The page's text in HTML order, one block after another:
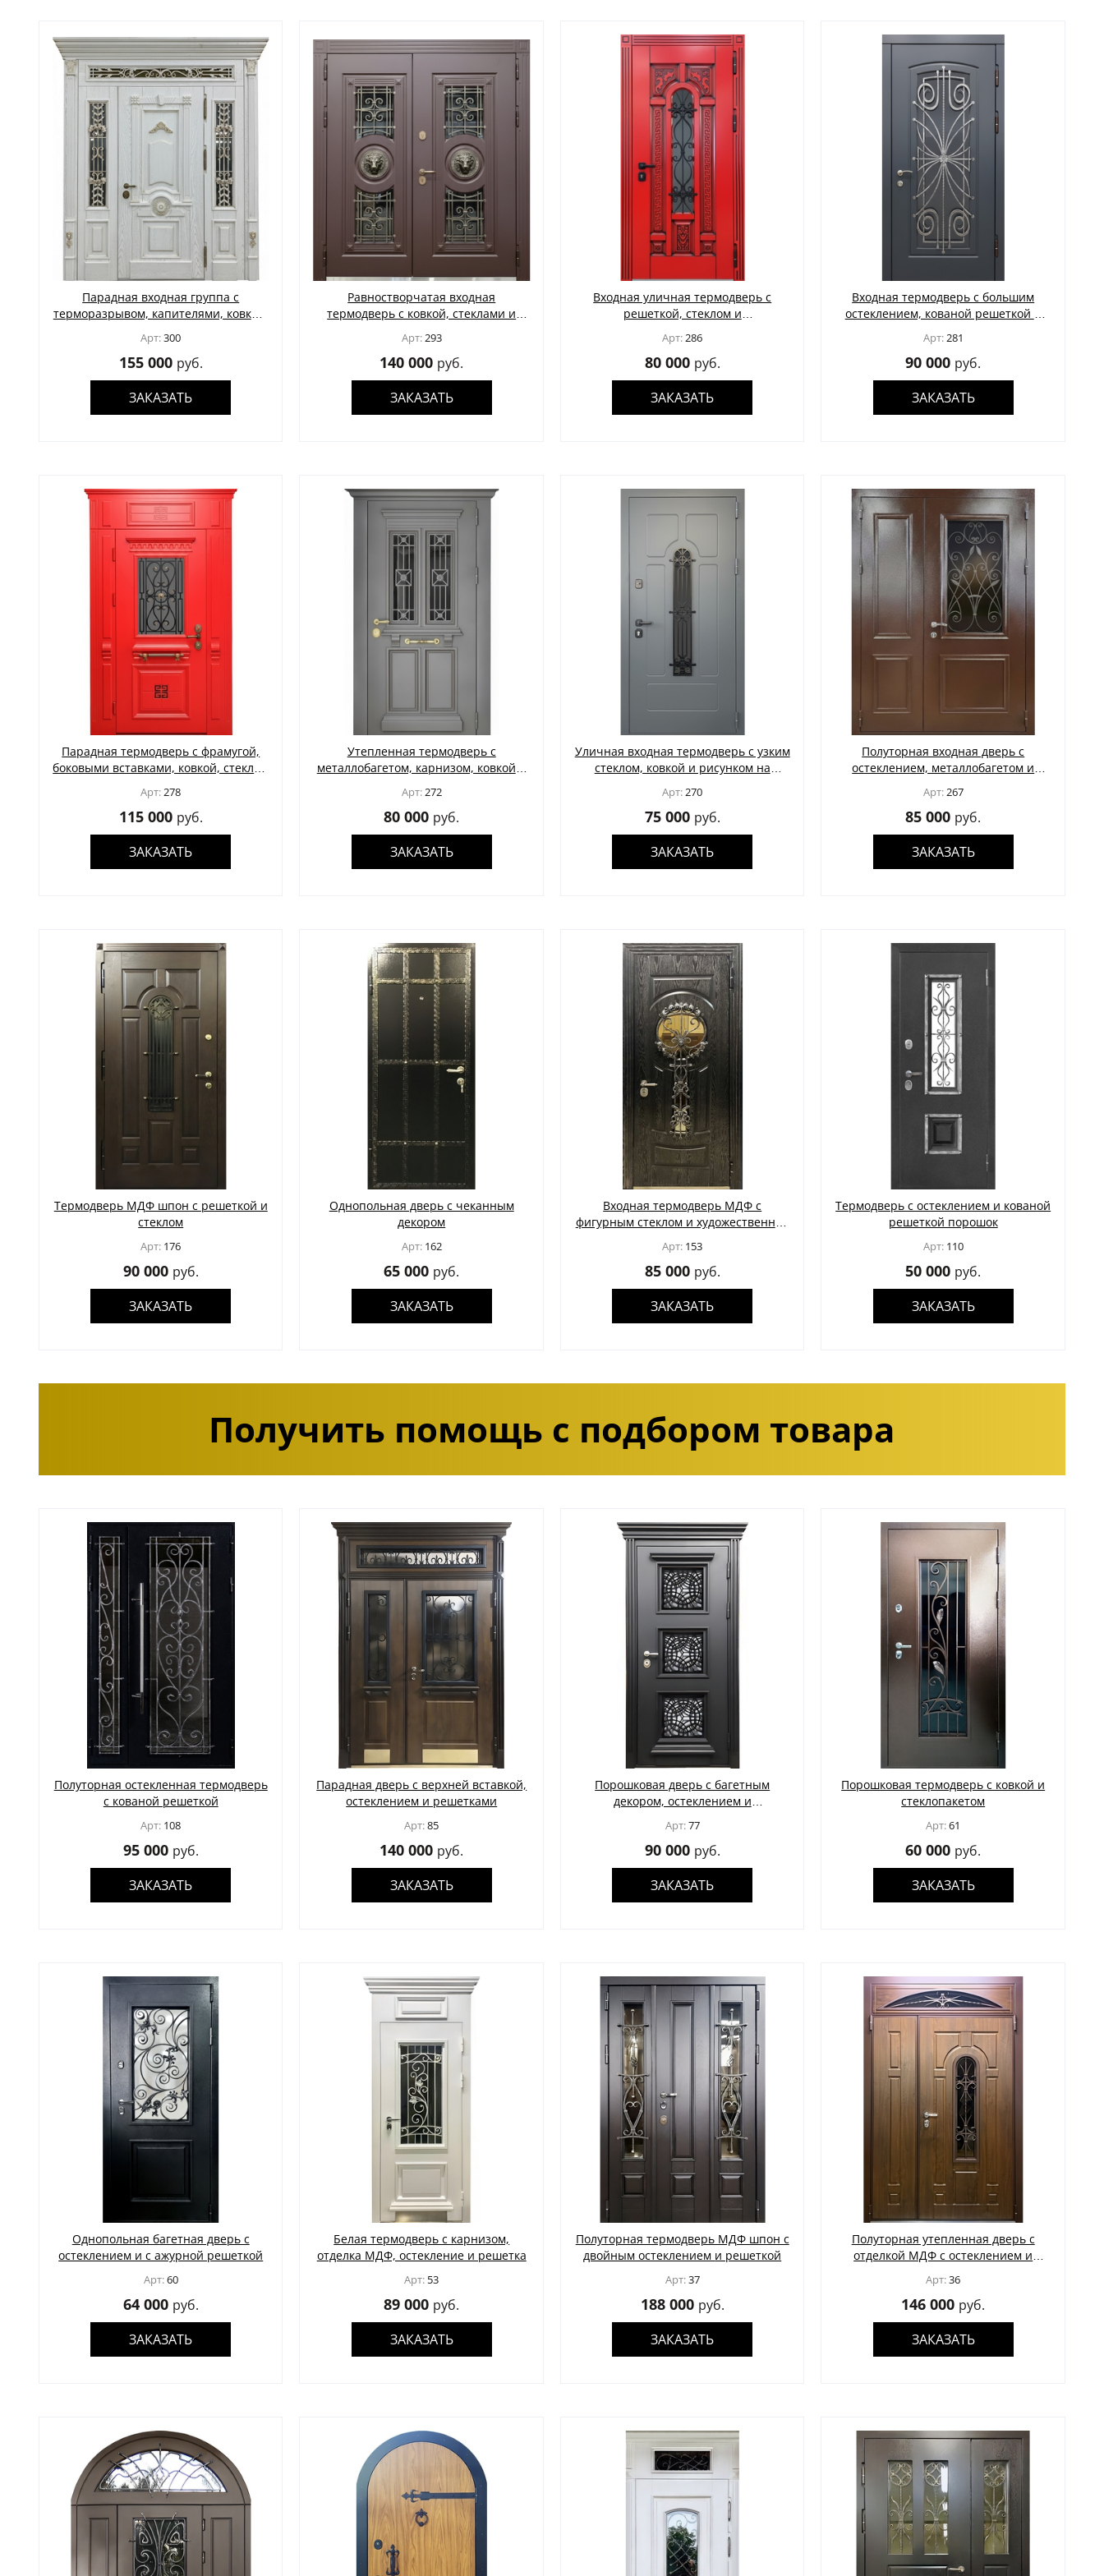
На лестничную площадку
Для офиса
Для кафе, баров и ресторанов
(39)
В магазин
В общий коридор
Промышленные
Для дачи
Входные группы
В лифтовые холлы
Парадная входная группа с
терморазрывом, капителями, ковкой,
шпоном
Арт:300
155 000 руб.
ЗАКАЗАТЬ
Равностворчатая входная
термодверь с ковкой, стеклами и
МДФ коричневого цвета)
Арт:293
140 000 руб.
ЗАКАЗАТЬ
Входная уличная термодверь с
решеткой, стеклом и
красного цвета
Арт:286
80 000 руб.
ЗАКАЗАТЬ
Входная термодверь с большим
остеклением, кованой решеткой и
Арт:281
90 000 руб.
ЗАКАЗАТЬ
Парадная термодверь с фрамугой,
боковыми вставками, ковкой, стеклом
багетом
Арт:278
115 000 руб.
ЗАКАЗАТЬ
Утепленная термодверь с
металлобагетом, карнизом, ковкой и
покраска)
Арт:272
80 000 руб.
ЗАКАЗАТЬ
Уличная входная термодверь с узким
стеклом, ковкой и рисунком на
цвета графит)
Арт:270
75 000 руб.
ЗАКАЗАТЬ
Полуторная входная дверь с
остеклением, металлобагетом и
покраска)
Арт:267
85 000 руб.
ЗАКАЗАТЬ
Термодверь МДФ шпон с решеткой и
стеклом
Арт: 176
90 000 руб.
ЗАКАЗАТЬ
Однопольная дверь с чеканным
декором
Арт:162
65 000 руб.
ЗАКАЗАТЬ
Входная термодверь МДФ с
фигурным стеклом и художественной
Арт: 153
85 000 руб.
ЗАКАЗАТЬ
Термодверь с остеклением и кованой
решеткой порошок
Арт:110
50 000 руб.
ЗАКАЗАТЬ
Получить помощь с подбором товара
Полуторная остекленная термодверь
с кованой решеткой
Арт: 108
95 000 руб.
ЗАКАЗАТЬ
Парадная дверь с верхней вставкой,
остеклением и решетками
Арт:85
140 000 руб.
ЗАКАЗАТЬ
Порошковая дверь с багетным
декором, остеклением и
Арт:77
90 000 руб.
ЗАКАЗАТЬ
Порошковая термодверь с ковкой и
стеклопакетом
Арт:61
60 000 руб.
ЗАКАЗАТЬ
Однопольная багетная дверь с
остеклением и с ажурной решеткой
Арт:60
64 000 руб.
ЗАКАЗАТЬ
Белая термодверь с карнизом,
отделка МДФ, остекление и решетка
Арт: 53
89 000 руб.
ЗАКАЗАТЬ
Полуторная термодверь МДФ шпон с
двойным остеклением и решеткой
Арт:37
188 000 руб.
ЗАКАЗАТЬ
Полуторная утепленная дверь с
отделкой МДФ с остеклением и
Арт:36
146 000 руб.
ЗАКАЗАТЬ